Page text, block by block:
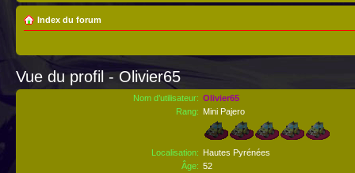
Index du forum
Vue du profil - Olivier65
Nom d’utilisateur: Olivier65
Rang: Mini Pajero
Localisation: Hautes Pyrénées
Âge: 52